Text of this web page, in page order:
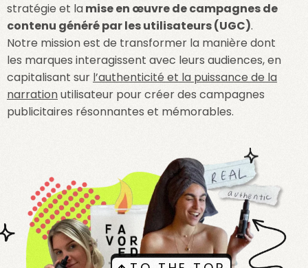
stratégie et lamise en œuvre de campagnes de
contenu généré par les utilisateurs (UGC).
Notre mission est de transformer la manière dont
les marques interagissent avec leurs audiences, en
capitalisant sur l’authenticité et la puissance de la
narrationutilisateur pour créer des campagnes
publicitaires résonnantes et mémorables.